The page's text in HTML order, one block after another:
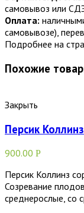
самовывоз или
Оплата:
самовывозе),
Подробнее на
Похожие
Закрыть
Персик Коллинз
900.00 Р
Персик Коллинз
Созревание
среднерослые, со